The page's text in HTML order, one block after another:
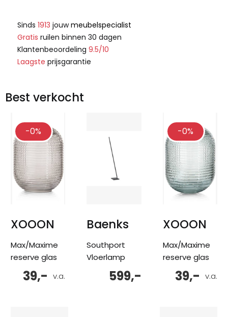
Sinds 1913 jouwmeubelspecialist
Gratis ruilen binnen 30 dagen
Klantenbeoordeling 9.5/10
Laagste prijsgarantie
Best verkocht
-0%
XOOON
Max/Maxime
reserve glas
v.a.
39,-
Baenks
Southport
Vloerlamp
599,-
-0%
XOOON
Max/Maxime
reserve glas
v.a.
39,-